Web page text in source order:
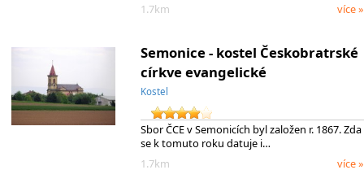
1.7km
více »
Semonice - kostel Českobratrské
církve evangelické
Kostel
Sbor ČCE v Semonicích byl založen r. 1867. Zda
se k tomuto roku datuje i…
1.7km
více »